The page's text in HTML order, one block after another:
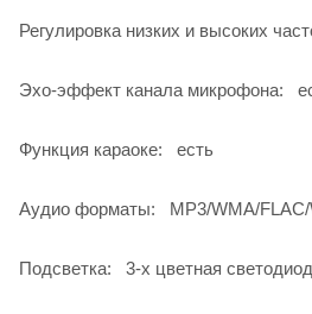
Регулировка низких и высоких
Эхо-эффект канала микрофона:
Функция караоке: есть
Аудио форматы: MP3/WMA/FLAC/
Подсветка: 3-х цветная